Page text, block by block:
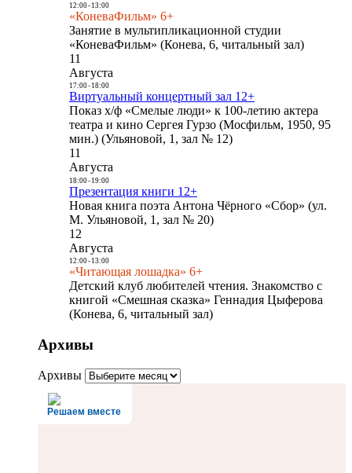
12:00- 13:00
«КоневаФильм» 6+
Занятие в мультипликационной студии
«КоневаФильм» (Конева, 6, читальный зал)
11
Августа
17:00- 18:00
Виртуальный концертный зал 12+
Показ х/ф «Смелые люди» к 100-летию актера
театра и кино Сергея Гурзо (Мосфильм, 1950, 95
мин.) (Ульяновой, 1, зал № 12)
11
Августа
18:00- 19:00
Презентация книги 12+
Новая книга поэта Антона Чёрного «Сбор» (ул.
М. Ульяновой, 1, зал № 20)
12
Августа
12:00- 13:00
«Читающая лошадка» 6+
Детский клуб любителей чтения. Знакомство с
книгой «Смешная сказка» Геннадия Цыферова
(Конева, 6, читальный зал)
Архивы
Архивы
Решаем вместе